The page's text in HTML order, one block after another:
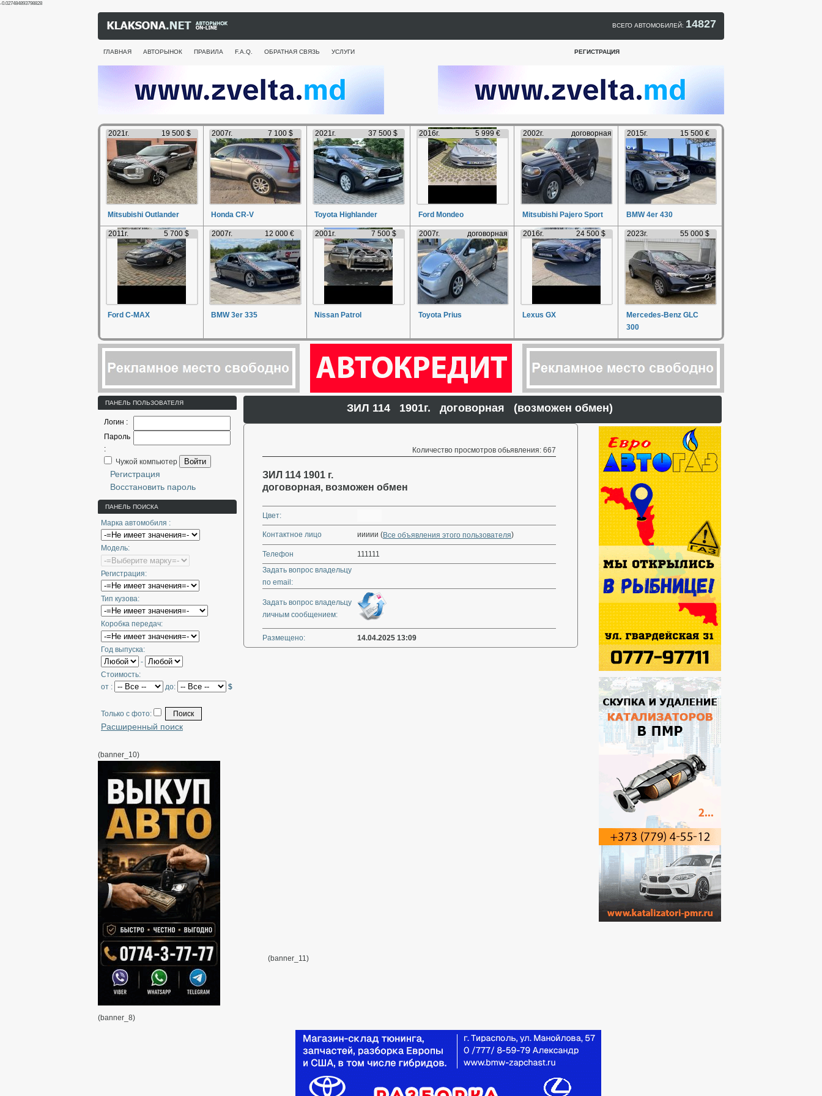
-0.027484893798828
ВСЕГО АВТОМОБИЛЕЙ: 14827
ГЛАВНАЯ АВТОРЫНОК ПРАВИЛА F.A.Q. ОБРАТНАЯ СВЯЗЬ УСЛУГИ РЕГИСТРАЦИЯ
2021г. 19 500 $
Mitsubishi Outlander
2007г. 7 100 $
Honda CR-V
2021г. 37 500 $
Toyota Highlander
2016г. 5 999 €
Ford Mondeo
2002г. договорная
Mitsubishi Pajero Sport
2015г. 15 500 €
BMW 4er 430
2011г. 5 700 $
Ford C-MAX
2007г. 12 000 €
BMW 3er 335
2001г. 7 500 $
Nissan Patrol
2007г. договорная
Toyota Prius
2016г. 24 500 $
Lexus GX
2023г. 55 000 $
Mercedes-Benz GLC
300
ПАНЕЛЬ ПОЛЬЗОВАТЕЛЯ
Логин :
Пароль
:
Чужой компьютер
Войти
Регистрация
Восстановить пароль
ПАНЕЛЬ ПОИСКА
Марка автомобиля :
Модель:
Регистрация:
Тип кузова:
Коробка передач:
Год выпуска:
-
Стоимость:
от :
до: $
Только с фото:
Расширенный поиск
(banner_10)
(banner_8)
ЗИЛ 114 1901г. договорная (возможен обмен)
Количество просмотров обьявления: 667
ЗИЛ 114 1901 г.
договорная, возможен обмен
Цвет:
Контактное лицо иииии (Все объявления этого пользователя)
Телефон
111111
Задать вопрос владельцу
по email:
Задать вопрос владельцу
личным сообщением:
Размещено: 14.04.2025 13:09
(banner_11)